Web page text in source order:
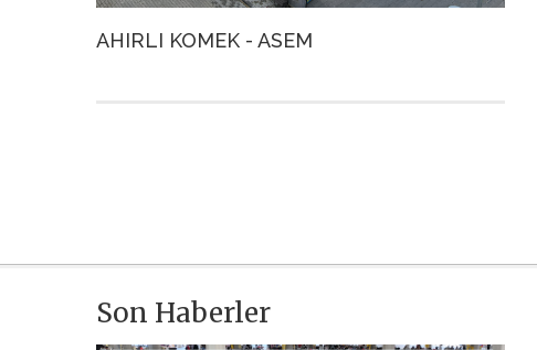
AHIRLI KOMEK - ASEM
Son Haberler